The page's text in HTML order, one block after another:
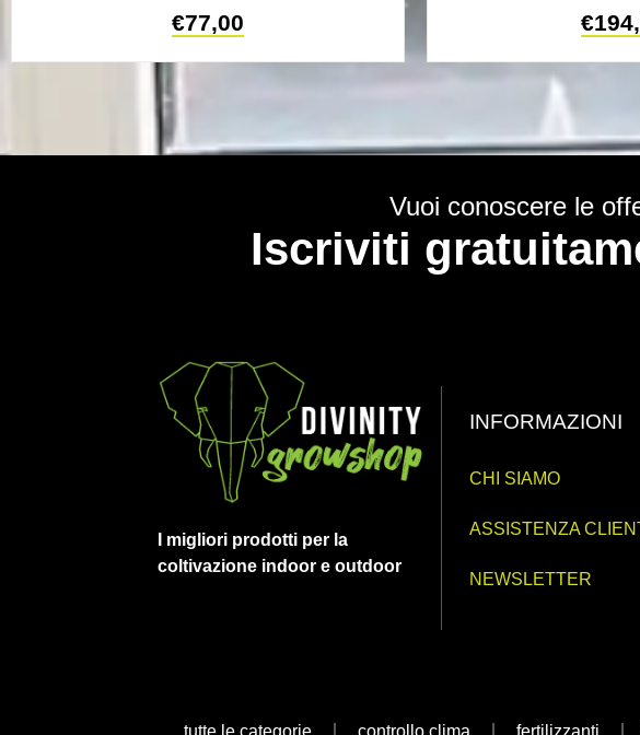
€77,00 €
Vuoi conoscere le
Iscriviti
I migliori prodotti per la
coltivazione indoor e outdoor
INFORMAZIONI
CHI SIAMO
ASSISTENZA
NEWSLETTER